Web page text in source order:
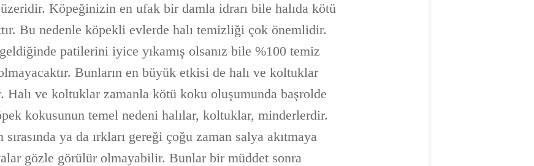
Köpeğinizin en ufak bir damla idrarı bile halıda kötü
Bu nedenle köpekli evlerde halı temizliği çok önemlidir.
patilerini iyice yıkamış olsanız bile %100 temiz
Bunların en büyük etkisi de halı ve koltuklar
Halı ve koltuklar zamanla kötü koku oluşumunda başrolde
kokusunun temel nedeni halılar, koltuklar, minderlerdir.
ya da ırkları gereği çoğu zaman salya akıtmaya
gözle görülür olmayabilir. Bunlar bir müddet sonra